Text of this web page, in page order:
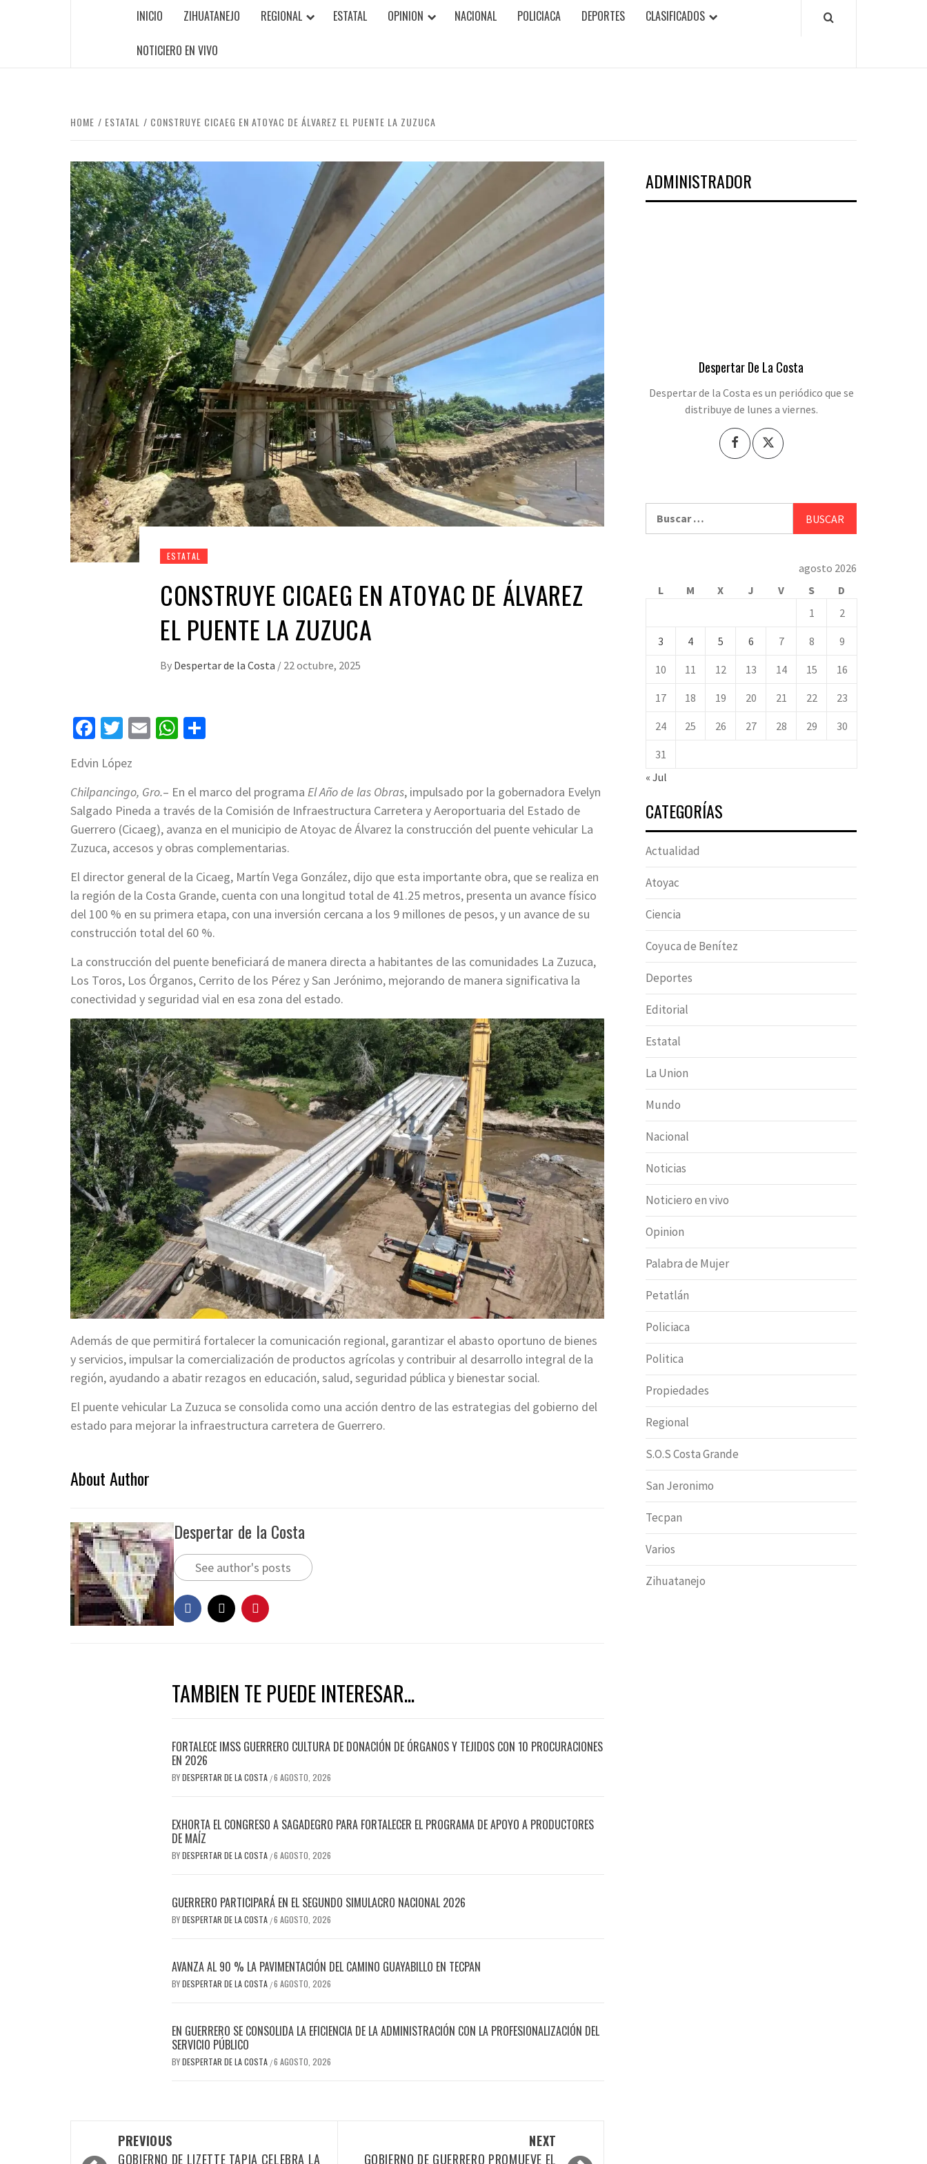
INICIO ZIHUATANEJO REGIONAL ESTATAL OPINION NACIONAL POLICIACA DEPORTES CLASIFICADOS
NOTICIERO EN VIVO
HOME ESTATAL CONSTRUYE CICAEG EN ATOYAC DE ÁLVAREZ EL PUENTE LA ZUZUCA
ESTATAL
CONSTRUYE CICAEG EN ATOYAC DE ÁLVAREZ
EL PUENTE LA ZUZUCA
By Despertar de la Costa / 22 octubre, 2025
Facebook
Twitter
EmailWhatsApp
Edvin López
Chilpancingo, Gro.– En el marco del programa El Año de las Obras, impulsado por la gobernadora Evelyn
Salgado Pineda a través de la Comisión de Infraestructura Carretera y Aeroportuaria del Estado de
Guerrero (Cicaeg), avanza en el municipio de Atoyac de Álvarez la construcción del puente vehicular La
Zuzuca, accesos y obras complementarias.
El director general de la Cicaeg, Martín Vega González, dijo que esta importante obra, que se realiza en
la región de la Costa Grande, cuenta con una longitud total de 41.25 metros, presenta un avance físico
del 100 % en su primera etapa, con una inversión cercana a los 9 millones de pesos, y un avance de su
construcción total del 60 %.
La construcción del puente beneficiará de manera directa a habitantes de las comunidades La Zuzuca,
Los Toros, Los Órganos, Cerrito de los Pérez y San Jerónimo, mejorando de manera significativa la
conectividad y seguridad vial en esa zona del estado.
Además de que permitirá fortalecer la comunicación regional, garantizar el abasto oportuno de bienes
y servicios, impulsar la comercialización de productos agrícolas y contribuir al desarrollo integral de la
región, ayudando a abatir rezagos en educación, salud, seguridad pública y bienestar social.
El puente vehicular La Zuzuca se consolida como una acción dentro de las estrategias del gobierno del
estado para mejorar la infraestructura carretera de Guerrero.
About Author
Despertar de la Costa
See author's posts
TAMBIEN TE PUEDE INTERESAR...
FORTALECE IMSS GUERRERO CULTURA DE DONACIÓN DE ÓRGANOS Y TEJIDOS CON 10 PROCURACIONES
EN 2026
BYDESPERTAR DE LA COSTA /6 AGOSTO, 2026
EXHORTA EL CONGRESO A SAGADEGRO PARA FORTALECER EL PROGRAMA DE APOYO A PRODUCTORES
DE MAÍZ
BYDESPERTAR DE LA COSTA /6 AGOSTO, 2026
GUERRERO PARTICIPARÁ EN EL SEGUNDO SIMULACRO NACIONAL 2026
BYDESPERTAR DE LA COSTA /6 AGOSTO, 2026
AVANZA AL 90 % LA PAVIMENTACIÓN DEL CAMINO GUAYABILLO EN TECPAN
BYDESPERTAR DE LA COSTA /6 AGOSTO, 2026
EN GUERRERO SE CONSOLIDA LA EFICIENCIA DE LA ADMINISTRACIÓN CON LA PROFESIONALIZACIÓN DEL
SERVICIO PÚBLICO
BYDESPERTAR DE LA COSTA /6 AGOSTO, 2026
PREVIOUS
GOBIERNO DE LIZETTE TAPIA CELEBRA LA
NEXT
GOBIERNO DE GUERRERO PROMUEVE EL
ADMINISTRADOR
Despertar De La Costa
Despertar de la Costa es un periódico que se
distribuye de lunes a viernes.
agosto 2026
L
M X J V S
D
1
2
3 4 5 6 7 8 9
10 11 12 13 14 15 16
17 18 19 20 21 22 23
24 25 26 27 28 29 30
31
« Jul
CATEGORÍAS
Actualidad
Atoyac
Ciencia
Coyuca de Benítez
Deportes
Editorial
Estatal
La Union
Mundo
Nacional
Noticias
Noticiero en vivo
Opinion
Palabra de Mujer
Petatlán
Policiaca
Politica
Propiedades
Regional
S.O.S Costa Grande
San Jeronimo
Tecpan
Varios
Zihuatanejo